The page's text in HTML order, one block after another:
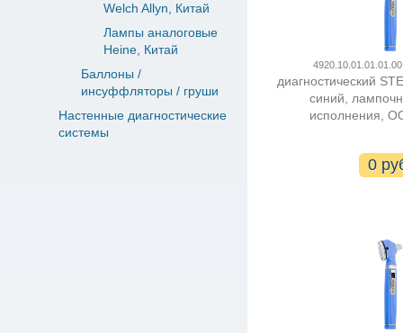
Welch Allyn, Китай
Лампы аналоговые
Heine, Китай
Баллоны /
инсуффляторы / груши
Настенные диагностические
системы
диагностический
синий,
исполнения,
0